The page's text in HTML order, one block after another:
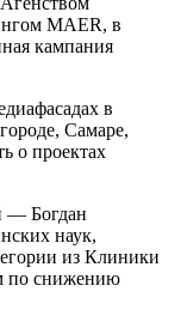
MAER, в
кампания
в
Самаре,
о проектах
— Богдан
наук,
из Клиники
по снижению